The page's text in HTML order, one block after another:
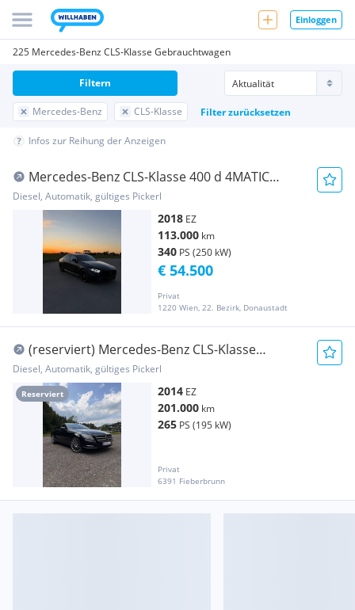
Einloggen
225 Mercedes-Benz CLS-Klasse Gebrauchtwagen
Mercedes-Benz CLS-Klasse Filter zurücksetzen
Filtern
Infos zur Reihung der Anzeigen
Mercedes-Benz CLS-Klasse 400 d 4MATIC
Automatik
Diesel, Automatik, gültiges Pickerl
2018 EZ
113.000 km
340 PS (250 kW)
Privat
1220 Wien, 22. Bezirk, Donaustadt
€ 54.500
Reserviert
(reserviert) Mercedes-Benz CLS-Klasse
Shooting Brake
Diesel, Automatik, gültiges Pickerl
2014 EZ
201.000 km
265 PS (195 kW)
Privat
6391 Fieberbrunn